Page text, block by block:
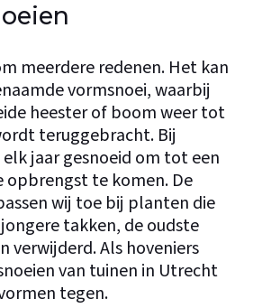
meerdere redenen. Het kan
vormsnoei, waarbij
heester of boom weer tot
teruggebracht. Bij
jaar gesnoeid om tot een
opbrengst te komen. De
wij toe bij planten die
takken, de oudste
verwijderd. Als hoveniers
van tuinen in Utrecht
tegen.